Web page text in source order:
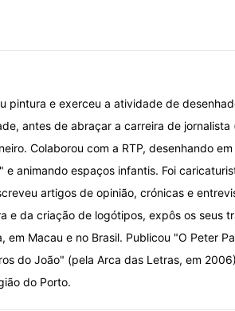
pintura e exerceu a atividade de
antes de abraçar a carreira de jornalista
Colaborou com a RTP, desenhando
animando espaços infantis. Foi
artigos de opinião, crónicas e
e da criação de logótipos, expôs os seus
em Macau e no Brasil. Publicou "O Peter
do João" (pela Arca das Letras, em
do Porto.